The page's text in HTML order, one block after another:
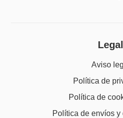
Legal
Aviso
Política de
Política de
Política de envíos